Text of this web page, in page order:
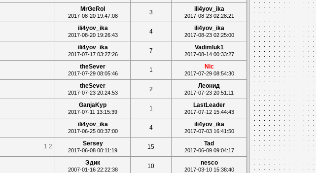
MrGeRoI
2017-08-20 19:47:08 3 ili4yov_ika
2017-08-23 02:28:21
ili4yov_ika
2017-08-20 19:26:43 4 ili4yov_ika
2017-08-23 02:25:00
ili4yov_ika
2017-07-17 03:27:26 7 Vadimluk1
2017-08-14 00:33:27
theSever
2017-07-29 08:05:46 1 Nic
2017-07-29 08:54:30
theSever
2017-07-23 20:24:53 2 Леонид
2017-07-23 20:51:11
GanjaKyp
2017-07-11 13:15:39 1 LastLeader
2017-07-12 15:44:43
ili4yov_ika
2017-06-25 00:37:00 4 ili4yov_ika
2017-07-03 16:41:50
1 2 Sersey
2017-06-08 00:11:19 15 Tad
2017-06-09 09:04:17
Эдик
2007-01-16 22:22:38 10 nesco
2017-03-10 15:38:40